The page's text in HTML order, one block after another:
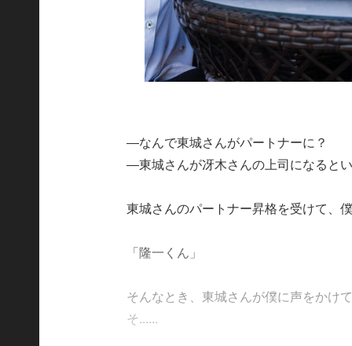
―なんで東城さんがパートナーに？
―東城さんが冴木さんの上司になると
東城さんのパートナー昇格を受けて、
「隆一くん」
そんなとき、東城さんが僕に声をかけ
そ......